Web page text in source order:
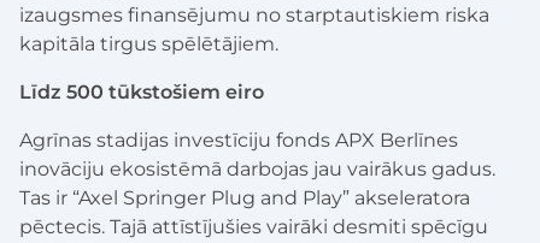
izaugsmes finansējumu no starptautiskiem riska
kapitāla tirgus spēlētājiem.
Līdz 500 tūkstošiem eiro
Agrīnas stadijas investīciju fonds APX Berlīnes
inovāciju ekosistēmā darbojas jau vairākus gadus.
Tas ir “Axel Springer Plug and Play” akseleratora
pēctecis. Tajā attīstījušies vairāki desmiti spēcīgu